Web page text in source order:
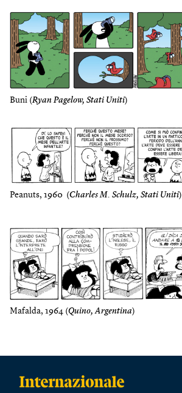
Buni (Ryan Pagelow, Stati Uniti)
Peanuts, 1960 (Charles M. Schulz, Stati Uniti)
Mafalda, 1964 (Quino, Argentina)